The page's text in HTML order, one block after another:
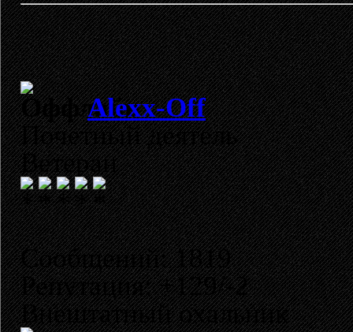
Alexx-Off
Почетный деятель
Ветеран
Сообщений: 1819
Репутация: +129/-2
Внештатный охальник